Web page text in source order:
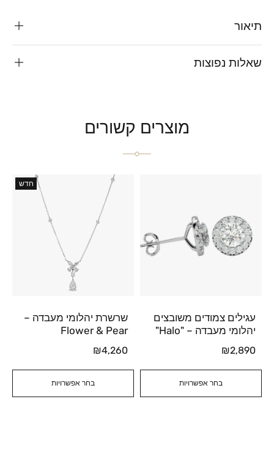
תיאור
שאלות נפוצות
מוצרים קשורים
בחר אפשרויות
עגילים צמודים משובצים
יהלומי מעבדה – "Halo"
₪2,890
חדש
בחר אפשרויות
שרשרת יהלומי מעבדה –
Flower & Pear
₪4,260